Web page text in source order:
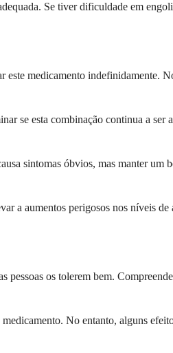
Se tiver dificuldade em
medicamento indefinidamente.
se esta combinação continua a
sintomas óbvios, mas manter
a aumentos perigosos nos níveis
os tolerem bem.
No entanto, alguns